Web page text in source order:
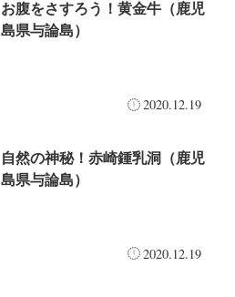
お腹をさすろう！黄金牛（鹿児
島県与論島）
2020.12.19
自然の神秘！赤崎鍾乳洞（鹿児
島県与論島）
2020.12.19